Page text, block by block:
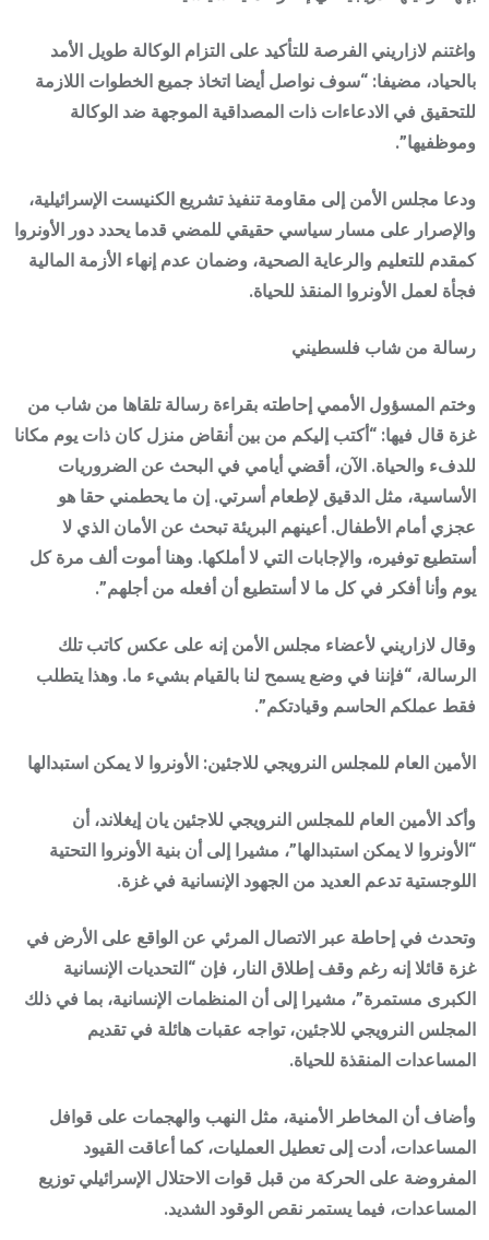
واغتنم لازاريني الفرصة للتأكيد على التزام الوكالة طويل الأمد
بالحياد، مضيفا: “سوف نواصل أيضا اتخاذ جميع الخطوات اللازمة
للتحقيق في الادعاءات ذات المصداقية الموجهة ضد الوكالة
وموظفيها”.
ودعا مجلس الأمن إلى مقاومة تنفيذ تشريع الكنيست الإسرائيلية،
والإصرار على مسار سياسي حقيقي للمضي قدما يحدد دور الأونروا
كمقدم للتعليم والرعاية الصحية، وضمان عدم إنهاء الأزمة المالية
فجأة لعمل الأونروا المنقذ للحياة.
رسالة من شاب فلسطيني
وختم المسؤول الأممي إحاطته بقراءة رسالة تلقاها من شاب من
غزة قال فيها: “أكتب إليكم من بين أنقاض منزل كان ذات يوم مكانا
للدفء والحياة. الآن، أقضي أيامي في البحث عن الضروريات
الأساسية، مثل الدقيق لإطعام أسرتي. إن ما يحطمني حقا هو
عجزي أمام الأطفال. أعينهم البريئة تبحث عن الأمان الذي لا
أستطيع توفيره، والإجابات التي لا أملكها. وهنا أموت ألف مرة كل
يوم وأنا أفكر في كل ما لا أستطيع أن أفعله من أجلهم”.
وقال لازاريني لأعضاء مجلس الأمن إنه على عكس كاتب تلك
الرسالة، “فإننا في وضع يسمح لنا بالقيام بشيء ما. وهذا يتطلب
فقط عملكم الحاسم وقيادتكم”.
الأمين العام للمجلس النرويجي للاجئين: الأونروا لا يمكن استبدالها
وأكد الأمين العام للمجلس النرويجي للاجئين يان إيغلاند، أن
“الأونروا لا يمكن استبدالها”، مشيرا إلى أن بنية الأونروا التحتية
اللوجستية تدعم العديد من الجهود الإنسانية في غزة.
وتحدث في إحاطة عبر الاتصال المرئي عن الواقع على الأرض في
غزة قائلا إنه رغم وقف إطلاق النار، فإن “التحديات الإنسانية
الكبرى مستمرة”، مشيرا إلى أن المنظمات الإنسانية، بما في ذلك
المجلس النرويجي للاجئين، تواجه عقبات هائلة في تقديم
المساعدات المنقذة للحياة.
وأضاف أن المخاطر الأمنية، مثل النهب والهجمات على قوافل
المساعدات، أدت إلى تعطيل العمليات، كما أعاقت القيود
المفروضة على الحركة من قبل قوات الاحتلال الإسرائيلي توزيع
المساعدات، فيما يستمر نقص الوقود الشديد.